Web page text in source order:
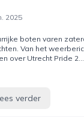
2025
boten varen
Van het
over Utrecht Pride 2...
verder